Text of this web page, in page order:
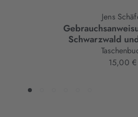
Jens
Schwarzwald
15,00 €